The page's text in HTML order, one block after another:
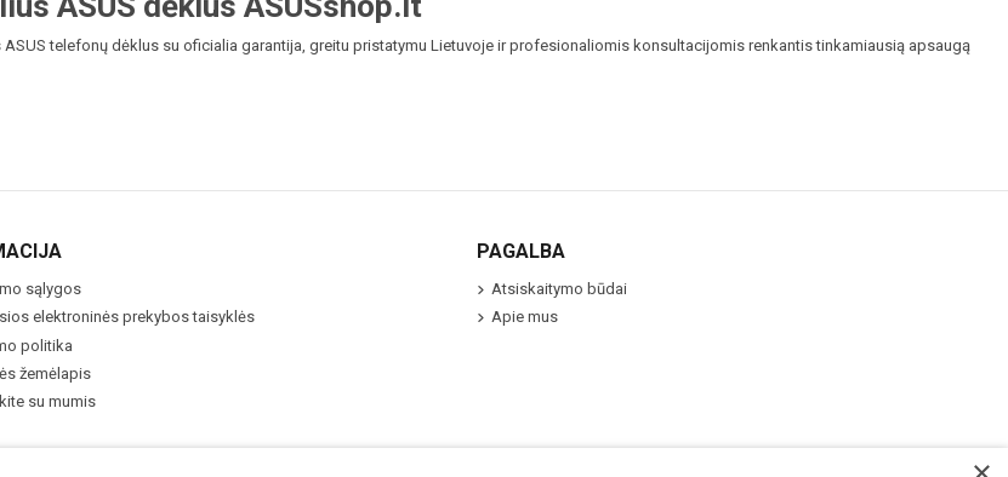
telefonų dėklus su oficialia garantija, greitu pristatymu Lietuvoje ir profesionaliomis konsultacijomis renkantis tinkamiausią apsaugą
sąlygos
elektroninės prekybos taisyklės
politika
žemėlapis
su mumis
PAGALBA
Atsiskaitymo būdai
Apie mus